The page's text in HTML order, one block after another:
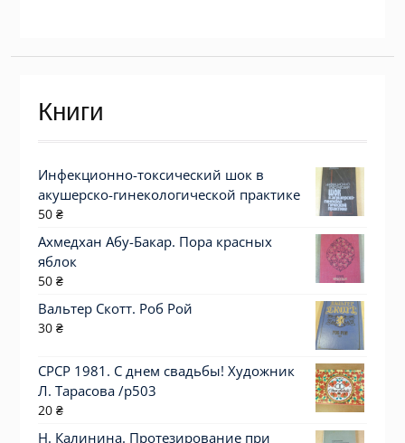
Книги
Инфекционно-токсический шок в
акушерско-гинекологической практике
50 ₴
Ахмедхан Абу-Бакар. Пора красных
яблок
50 ₴
Вальтер Скотт. Роб Рой
30 ₴
СРСР 1981. С днем свадьбы! Художник
Л. Тарасова /р503
20 ₴
Н. Калинина. Протезирование при